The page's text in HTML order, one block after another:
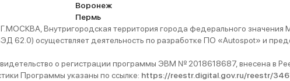
Воронеж
Пермь
Внутригородская территория города федерального
осуществляет деятельность по разработке ПО «Autospot» и
о регистрации программы ЭВМ № 2018618687, внесена в
Программы указаны по ссылке: https://reestr.digital.gov.ru/reestr/